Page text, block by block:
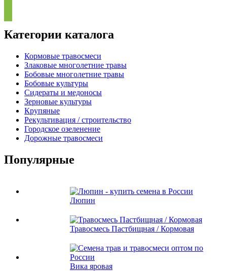
Категории каталога
Кормовые травосмеси
Злаковые многолетние травы
Бобовые многолетние травы
Бобовые культуры
Сидераты и медоносы
Зерновые культуры
Крупяные
Рекультивация / строительство
Городское озеленение
Дорожные травосмеси
Популярные
Люпин
Травосмесь Пастбищная / Кормовая
Вика яровая